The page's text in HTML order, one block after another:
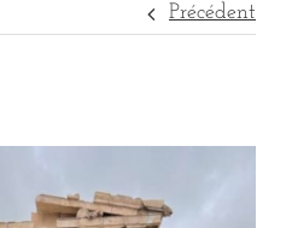
Précédent